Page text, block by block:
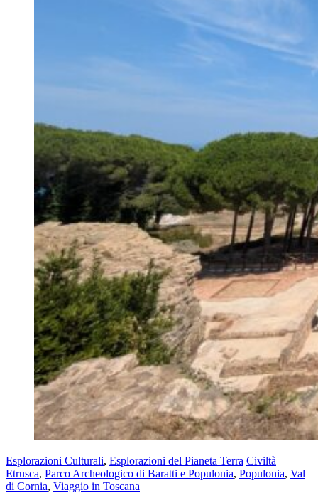
Esplorazioni Culturali, Esplorazioni del Pianeta Terra Civiltà
Etrusca, Parco Archeologico di Baratti e Populonia, Populonia, Val
di Cornia, Viaggio in Toscana